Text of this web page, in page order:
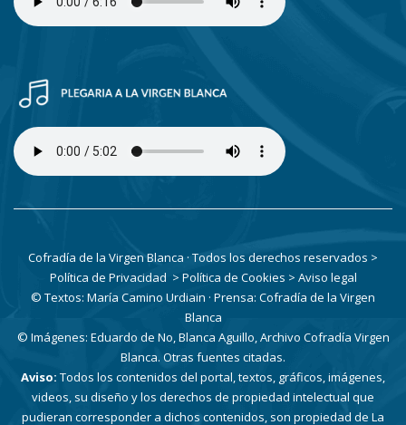
Cofradía de la Virgen Blanca · Todos los derechos reservados >
Política de Privacidad > Política de Cookies > Aviso legal
© Textos: María Camino Urdiain · Prensa: Cofradía de la Virgen
Blanca
© Imágenes: Eduardo de No, Blanca Aguillo, Archivo Cofradía Virgen
Blanca. Otras fuentes citadas.
Aviso: Todos los contenidos del portal, textos, gráficos, imágenes,
videos, su diseño y los derechos de propiedad intelectual que
pudieran corresponder a dichos contenidos, son propiedad de La